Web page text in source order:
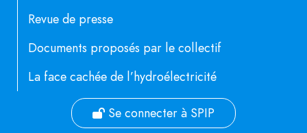
Revue de presse
Documents proposés par le collectif
La face cachée de l’hydroélectricité
Se connecter à SPIP